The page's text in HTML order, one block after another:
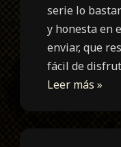
serie lo
y honesta en
enviar, que
fácil de
Leer más »